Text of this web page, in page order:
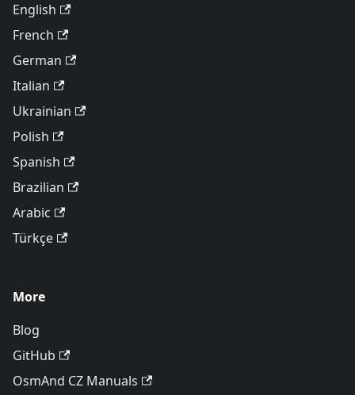
English
French
German
Italian
Ukrainian
Polish
Spanish
Brazilian
Arabic
Türkçe
More
Blog
GitHub
OsmAnd CZ Manuals